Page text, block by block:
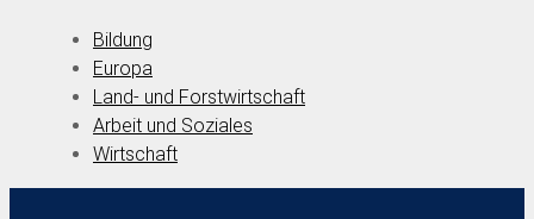
Bildung
Europa
Land- und Forstwirtschaft
Arbeit und Soziales
Wirtschaft